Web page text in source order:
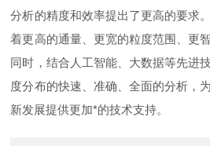
分析的精度和效率提出了更高的要求
着更高的通量、更宽的粒度范围、更
同时，结合人工智能、大数据等先进
度分布的快速、准确、全面的分析，
新发展提供更加*的技术支持。